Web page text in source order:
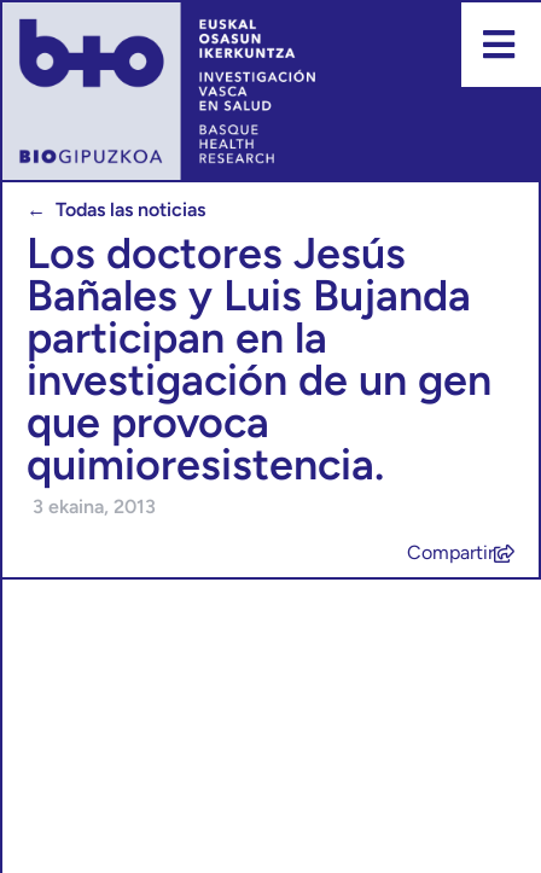
← Todas las noticias
Los doctores Jesús
Bañales y Luis Bujanda
participan en la
investigación de un gen
que provoca
quimioresistencia.
3 ekaina, 2013
Compartir